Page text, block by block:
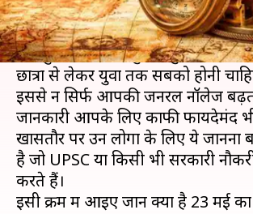
इतिहास एक ऐसा विषय है, जिसके बारे
होना चाहिए।
देश-दुनिया में घटित कुछ प्रमुख घटनाओं
छात्रों से लेकर युवा तक सबको होनी
इससे न सिर्फ आपकी जनरल नॉलेज
जानकारी आपके लिए काफी फायदेमंद
खासतौर पर उन लोगों के लिए ये जानना
है जो UPSC या किसी भी सरकारी
करते हैं।